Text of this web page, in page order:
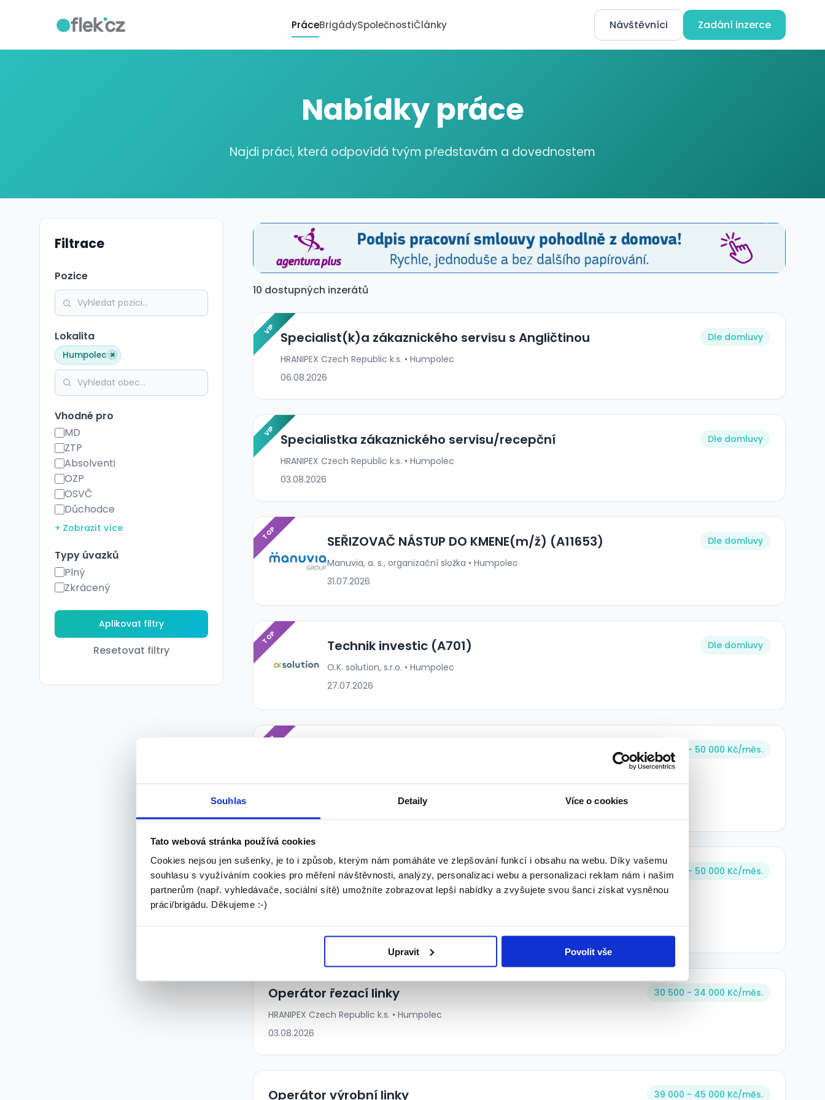
Souhlas Detaily Více o cookies
Tato webová stránka používá cookies
Cookies nejsou jen sušenky, je to i způsob, kterým nám pomáháte ve zlepšování funkcí i obsahu na webu. Díky vašemu
souhlasu s využíváním cookies pro měření návštěvnosti, analýzy, personalizaci webu a personalizaci reklam nám i našim
partnerům (např. vyhledávače, sociální sítě) umožníte zobrazovat lepší nabídky a zvyšujete svou šanci získat vysněnou
práci/brigádu. Děkujeme :-)
Upravit Povolit vše
PráceBrigádySpolečnostiČlánky Návštěvníci Zadání inzerce
Nabídky práce
Najdi práci, která odpovídá tvým představám a dovednostem
Filtrace
Pozice
Lokalita
Humpolec ×
Vhodné pro
MD
ZTP
Absolventi
OZP
OSVČ
Důchodce
+ Zobrazit více
Typy úvazků
Plný
Zkrácený
Resetovat filtry
10 dostupných inzerátů
VIP
Specialist(k)a zákaznického servisu s Angličtinou
Dle domluvy
HRANIPEX Czech Republic k.s. • Humpolec
06.08.2026
VIP
Specialistka zákaznického servisu/recepční
Dle domluvy
HRANIPEX Czech Republic k.s. • Humpolec
03.08.2026
TOP
SEŘIZOVAČ NÁSTUP DO KMENE(m/ž) (A11653)
Dle domluvy
Manuvia, a. s., organizační složka • Humpolec
31.07.2026
TOP
Technik investic (A701)
Dle domluvy
O.K. solution, s.r.o. • Humpolec
27.07.2026
TOP 40 000 - 50 000 Kč/měs.
Svářeč | Jen ranní směna | Kusová výroba | 5
týdnů dovolené
40 000 - 50 000 Kč/měs.
Operátor řezací linky 30 500 - 34 000 Kč/měs.
HRANIPEX Czech Republic k.s. • Humpolec
03.08.2026
Operátor výrobní linky 39 000 - 45 000 Kč/měs.